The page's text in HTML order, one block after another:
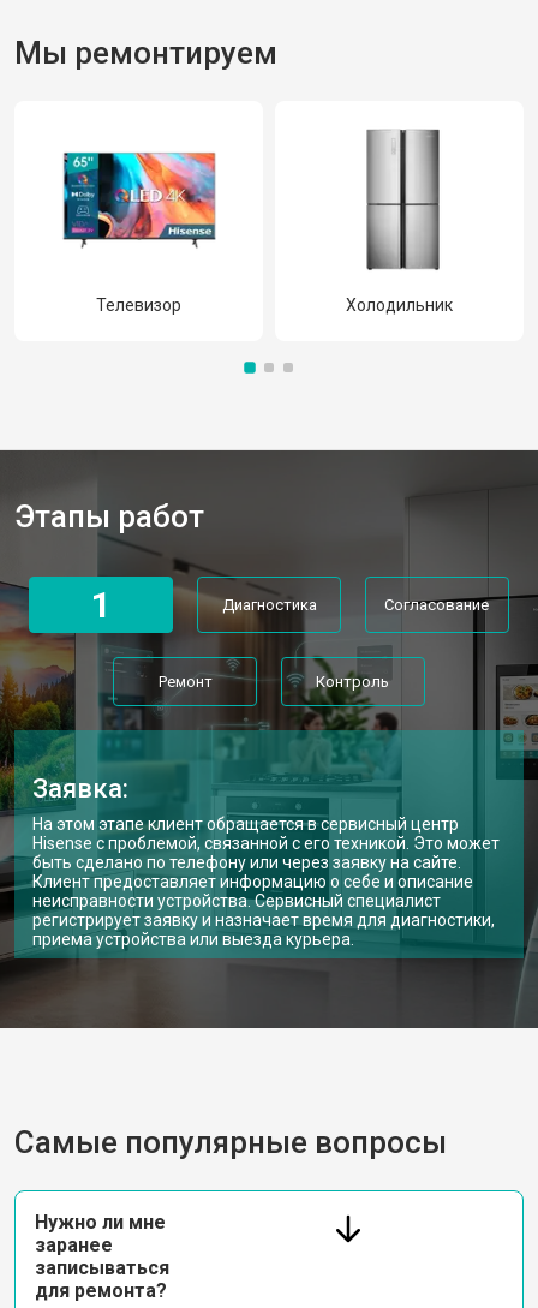
Мы ремонтируем
Телевизор Холодильник
Этапы работ
1 Диагностика Согласование
Ремонт Контроль
Заявка:
На этом этапе клиент обращается в сервисный центр
Hisense с проблемой, связанной с его техникой. Это может
быть сделано по телефону или через заявку на сайте.
Клиент предоставляет информацию о себе и описание
неисправности устройства. Сервисный специалист
регистрирует заявку и назначает время для диагностики,
приема устройства или выезда курьера.
Самые популярные вопросы
Нужно ли мне
заранее
записываться
для ремонта?